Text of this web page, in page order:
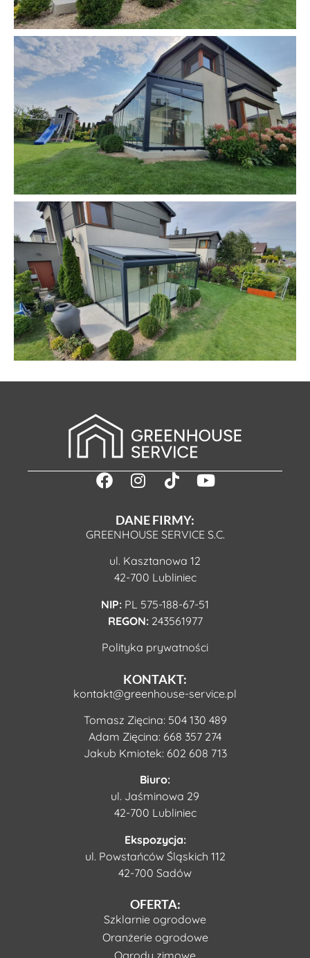
DANE FIRMY:
GREENHOUSE SERVICE S.C.
ul. Kasztanowa 12
42-700 Lubliniec
NIP: PL 575-188-67-51
REGON:243561977
Polityka prywatności
KONTAKT:
kontakt@greenhouse-service.pl
Tomasz Zięcina: 504 130 489
Adam Zięcina: 668 357 274
Jakub Kmiotek: 602 608 713
Biuro:
ul. Jaśminowa 29
42-700 Lubliniec
Ekspozycja:
ul. Powstańców Śląskich 112
42-700 Sadów
OFERTA:
Szklarnie ogrodowe
Oranżerie ogrodowe